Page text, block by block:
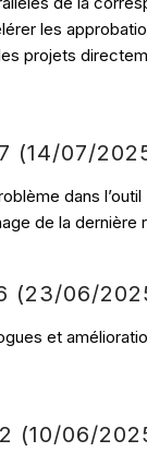
les
projets
(14/07/
dans
de la dernière
(23/06/
et
(10/06/